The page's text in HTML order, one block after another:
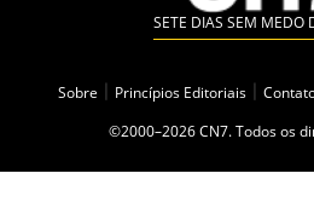
SETE DIAS SEM MEDO
Sobre Princípios Editoriais
©2000–2026 CN7. Todos os